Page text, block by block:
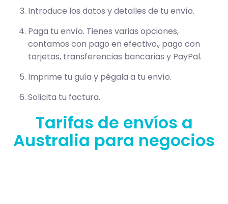
Introduce los datos y detalles de tu envío.
Paga tu envío. Tienes varias opciones,
contamos con pago en efectivo,, pago con
tarjetas, transferencias bancarias y PayPal.
Imprime tu guía y pégala a tu envío.
Solicita tu factura.
Tarifas de envíos a
Australia para negocios